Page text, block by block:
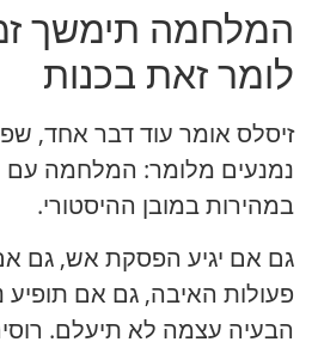
המלחמה תימשך
לומר זאת בכנות
זיסלס אומר עוד דבר אחד,
נמנעים מלומר: המלחמה עם
במהירות במובן ההיסטורי.
גם אם יגיע הפסקת אש, גם
פעולות האיבה, גם אם תופיע
הבעיה עצמה לא תיעלם.